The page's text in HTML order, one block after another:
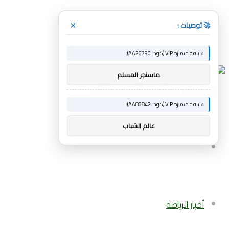
القائمة
بحث
عن
أخبار الرياضة
🚀 توصيات : ×
⭐ باقة متميزة VIP (كود: AA26790):
ماسنجر المسلم
⭐ باقة متميزة VIP (كود: AA86842):
عالم الشباب